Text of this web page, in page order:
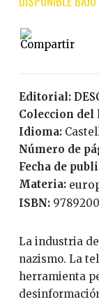
Editorial:
Coleccion del
Idioma:
Número de
Fecha de
Materia:
ISBN:
La industria del espectáculo cede al encanto del
nazismo. La
herramienta